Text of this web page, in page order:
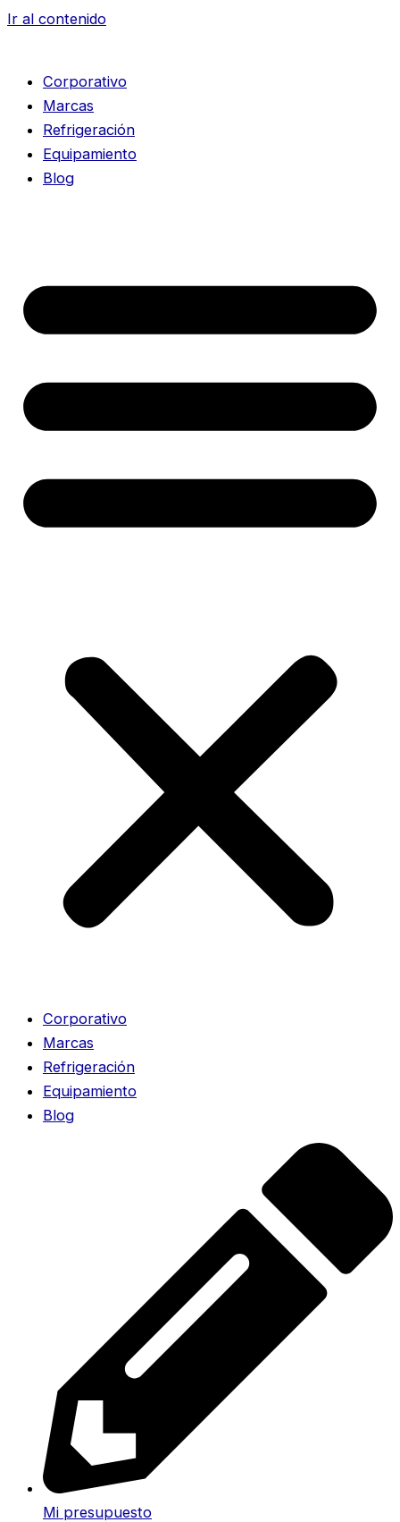
Ir al contenido
Corporativo
Marcas
Refrigeración
Equipamiento
Blog
Corporativo
Marcas
Refrigeración
Equipamiento
Blog
Mi presupuesto